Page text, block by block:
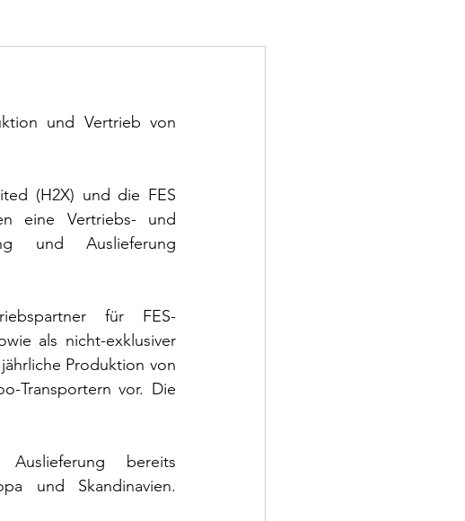
und Vertrieb von
(H2X) und die FES
eine Vertriebs- und
und Auslieferung
für FES-
als nicht-exklusiver
Produktion von
Transportern vor. Die
bereits
und Skandinavien.